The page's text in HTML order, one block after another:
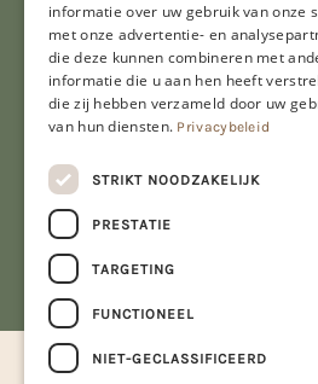
Al onze prijzen zijn
© Copyright 2026 Limburgs
website
informatie over uw gebruik van onze
met onze advertentie- en
die deze kunnen combineren met
informatie die u aan hen heeft
die zij hebben verzameld door uw
van hun diensten. Privacybeleid
STRIKT NOODZAKELIJK
PRESTATIE
TARGETING
FUNCTIONEEL
NIET-GECLASSIFICEERD